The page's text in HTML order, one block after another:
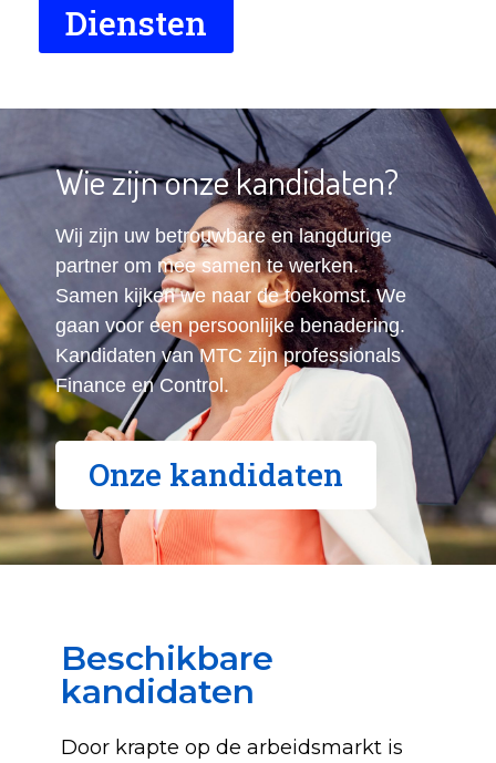
Diensten
Wie zijn onze kandidaten?
Wij zijn uw betrouwbare en langdurige
partner om mee samen te werken.
Samen kijken we naar de toekomst. We
gaan voor een persoonlijke benadering.
Kandidaten vanMTC zijn professionals
Finance en Control.
Onze kandidaten
Beschikbare
kandidaten
Door krapte op de arbeidsmarkt is